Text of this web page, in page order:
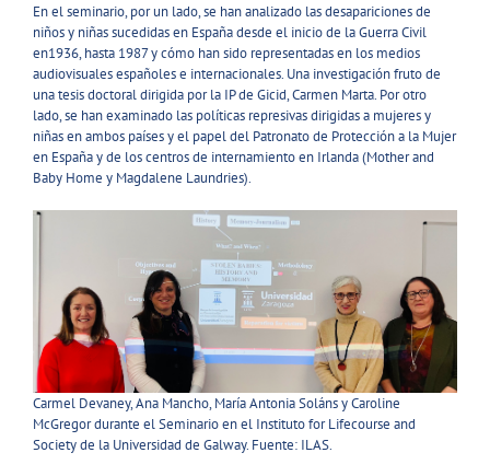
En el seminario, por un lado, se han analizado las desapariciones de
niños y niñas sucedidas en España desde el inicio de la Guerra Civil
en1936, hasta 1987 y cómo han sido representadas en los medios
audiovisuales españoles e internacionales. Una investigación fruto de
una tesis doctoral dirigida por la IP de Gicid, Carmen Marta. Por otro
lado, se han examinado las políticas represivas dirigidas a mujeres y
niñas en ambos países y el papel del Patronato de Protección a la Mujer
en España y de los centros de internamiento en Irlanda (Mother and
Baby Home y Magdalene Laundries).
Carmel Devaney, Ana Mancho, María Antonia Soláns y Caroline
McGregor durante el Seminario en el Instituto for Lifecourse and
Society de la Universidad de Galway. Fuente: ILAS.